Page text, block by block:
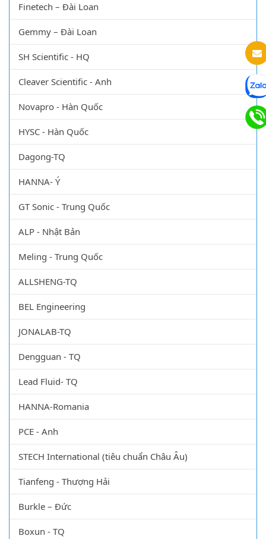
Finetech – Đài Loan
Gemmy – Đài Loan
SH Scientific - HQ
Cleaver Scientific - Anh
Novapro - Hàn Quốc
HYSC - Hàn Quốc
Dagong-TQ
HANNA- Ý
GT Sonic - Trung Quốc
ALP - Nhật Bản
Meling - Trung Quốc
ALLSHENG-TQ
BEL Engineering
JONALAB-TQ
Dengguan - TQ
Lead Fluid- TQ
HANNA-Romania
PCE - Anh
STECH International (tiêu chuẩn Châu Âu)
Tianfeng - Thượng Hải
Burkle – Đức
Boxun - TQ